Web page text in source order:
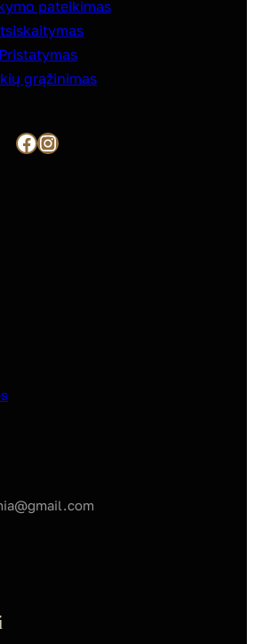
pateikimas
Pristatymas
grąžinimas
Facebook Instagram